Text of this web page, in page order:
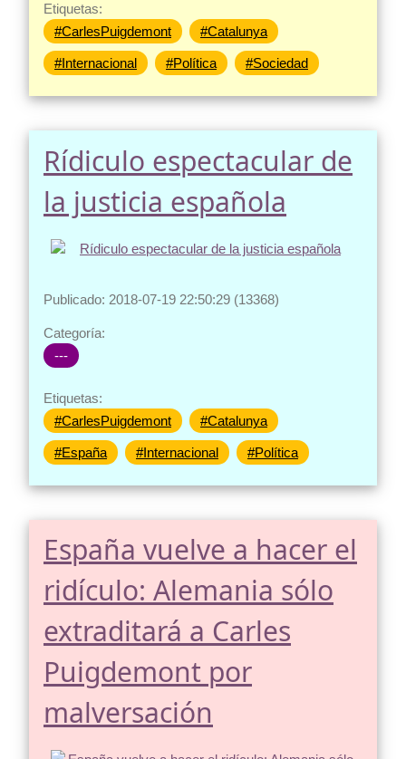
Etiquetas:
#CarlesPuigdemont
#Catalunya
#Internacional #Política #Sociedad
Rídiculo espectacular de
la justicia española
Publicado: 2018-07-19 22:50:29 (13368)
Categoría:
---
Etiquetas:
#CarlesPuigdemont
#Catalunya
#España #Internacional #Política
España vuelve a hacer el
ridículo: Alemania sólo
extraditará a Carles
Puigdemont por
malversación